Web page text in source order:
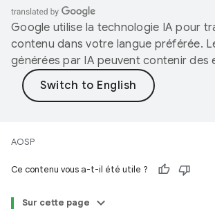
Google utilise la technologie IA pour
contenu dans votre langue préférée.
générées par IA peuvent contenir des
AOSP
Ce contenu vous a-t-il été utile ?
Sur cette page